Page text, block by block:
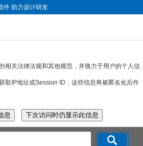
件 助力设计研发
相关法律法规和其他规范，并致力于用户的个人信
取IP地址或Session ID，这些信息将被匿名化后作